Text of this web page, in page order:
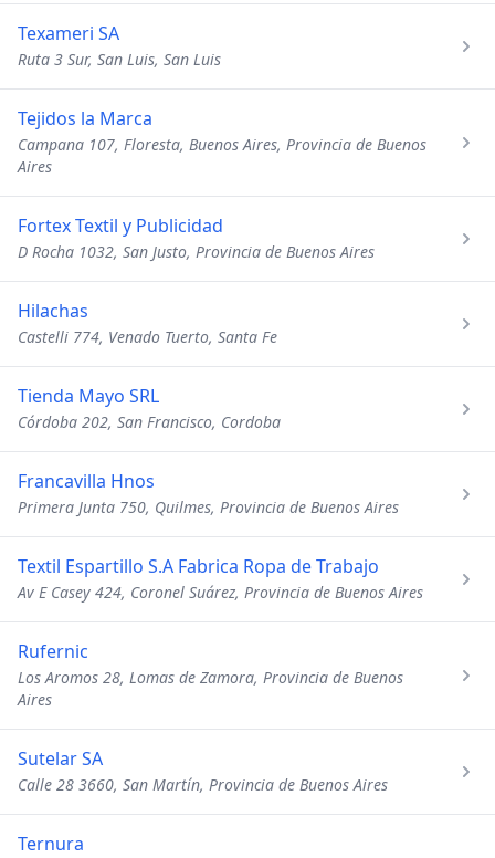
Texameri SA
Ruta 3 Sur, San Luis, San Luis
Tejidos la Marca
Campana 107, Floresta, Buenos Aires, Provincia de Buenos
Aires
Fortex Textil y Publicidad
D Rocha 1032, San Justo, Provincia de Buenos Aires
Hilachas
Castelli 774, Venado Tuerto, Santa Fe
Tienda Mayo SRL
Córdoba 202, San Francisco, Cordoba
Francavilla Hnos
Primera Junta 750, Quilmes, Provincia de Buenos Aires
Textil Espartillo S.A Fabrica Ropa de Trabajo
Av E Casey 424, Coronel Suárez, Provincia de Buenos Aires
Rufernic
Los Aromos 28, Lomas de Zamora, Provincia de Buenos
Aires
Sutelar SA
Calle 28 3660, San Martín, Provincia de Buenos Aires
Ternura